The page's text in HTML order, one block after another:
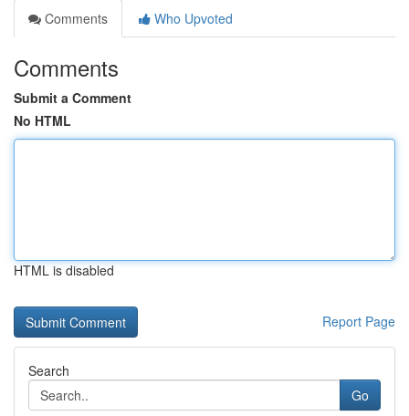
Comments
Who Upvoted
Comments
Submit a Comment
No HTML
HTML is disabled
Report Page
Search
Go